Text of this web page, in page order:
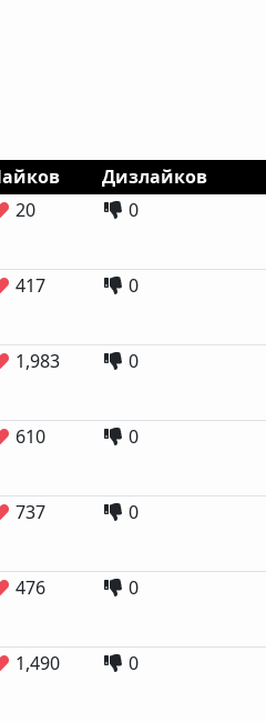
Дизлайков
20 0
417 0
1,983 0
610 0
737 0
476 0
1,490 0